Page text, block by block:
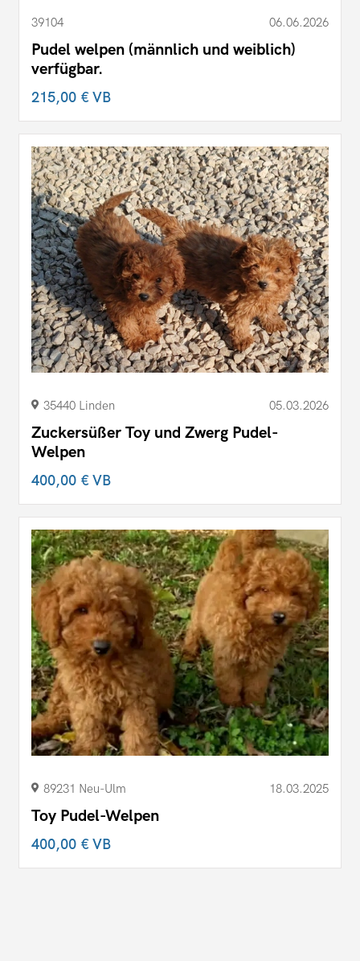
39104 06.06.2026
Pudel welpen (männlich und weiblich)
verfügbar.
215,00 €VB
35440 Linden 05.03.2026
Zuckersüßer Toy und Zwerg Pudel-
Welpen
400,00 €VB
89231 Neu-Ulm 18.03.2025
Toy Pudel-Welpen
400,00 €VB